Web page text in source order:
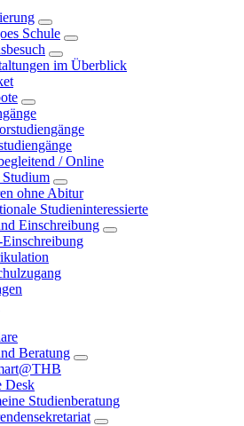
Schule
im Überblick
/ Online
ohne Abitur
Studieninteressierte
Einschreibung
Beratung
Desk
Studienberatung